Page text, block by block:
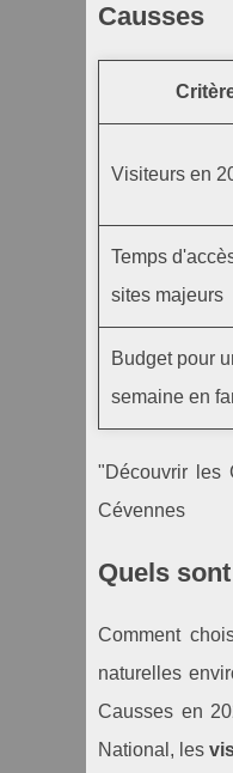
Causses
Visiteurs en
Temps
sites majeurs
Budget pour
semaine en
"Découvrir les
Cévennes
Quels
Comment
naturelles
Causses en
National, les